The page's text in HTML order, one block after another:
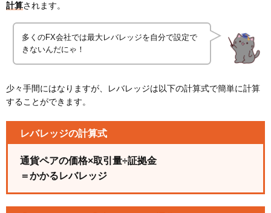
計算されます。
多くのFX会社では最大レバレッジを自分で設定で
きないんだにゃ！
少々手間にはなりますが、レバレッジは以下の計算式で簡単に計算
することができます。
レバレッジの計算式
通貨ペアの価格×取引量÷証拠金
＝かかるレバレッジ